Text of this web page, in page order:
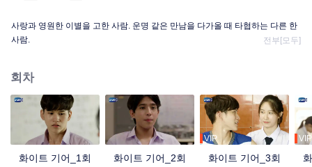
사랑과 영원한 이별을 고한 사람. 운명 같은 만남을 다가올 때 타협하는 다른 한
사람.
전부[모두]
회차
화이트 기어_1회 화이트 기어_2회
VIP
화이트 기어_3회
VIP